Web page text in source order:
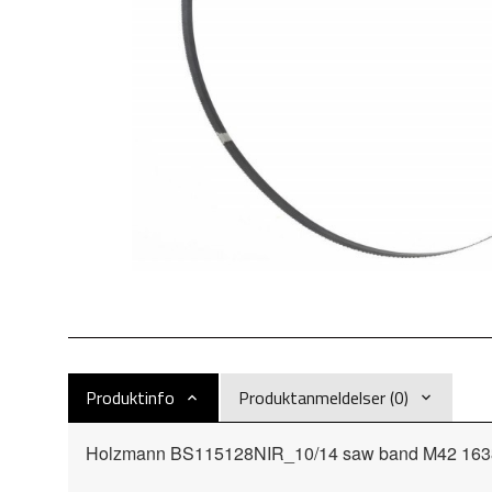
Produktinfo Produktanmeldelser (0)
Holzmann BS115128NIR_10/14 saw band M42